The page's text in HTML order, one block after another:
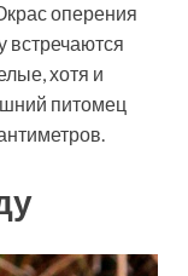
оперения
встречаются
хотя и
питомец